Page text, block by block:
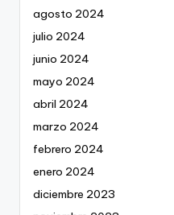
agosto 2024
julio 2024
junio 2024
mayo 2024
abril 2024
marzo 2024
febrero 2024
enero 2024
diciembre 2023